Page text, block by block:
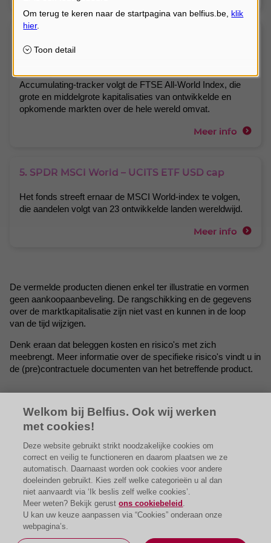
Accumulating
Accumulating-tracker volgt de FTSE All-World Index, die
grote en middelgrote kapitalisaties van ontwikkelde en
opkomende markten over de hele wereld omvat.
Meer info
5. SPDR MSCI World – UCITS ETF USD cap
Het fonds streeft ernaar de MSCI World-index te volgen,
die aandelen volgt van 23 ontwikkelde landen wereldwijd.
Meer info
De vermelde producten dienen enkel ter illustratie en vormen
geen aankoopaanbeveling. De rangschikking en de gegevens
over de marktkapitalisatie zijn niet vast en kunnen in de loop
van de tijd wijzigen.
Denk eraan dat beleggen kosten en risico's met zich
meebrengt. Meer informatie over de specifieke risico's vindt u in
de (pre)contractuele documenten van het betreffende product.
(aantal transacties) online via ReBel tussen 01-07-
2026 en 31-07-2026.
Welkom bij Belfius. Ook wij werken
met cookies!
Deze website gebruikt strikt noodzakelijke cookies om
correct en veilig te functioneren en daarom plaatsen we ze
automatisch. Daarnaast worden ook cookies voor andere
doeleinden gebruikt. Kies zelf welke categorieën u al dan
niet aanvaardt via ‘Ik beslis zelf welke cookies’.
Meer weten? Bekijk gerustons cookiebeleid .
U kan uw keuze aanpassen via “Cookies” onderaan onze
webpagina’s.